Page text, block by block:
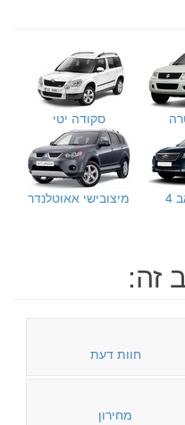
סקודה יטי
4 מיצובישי אאוטלנדר
זה:
חוות דעת
מחירון